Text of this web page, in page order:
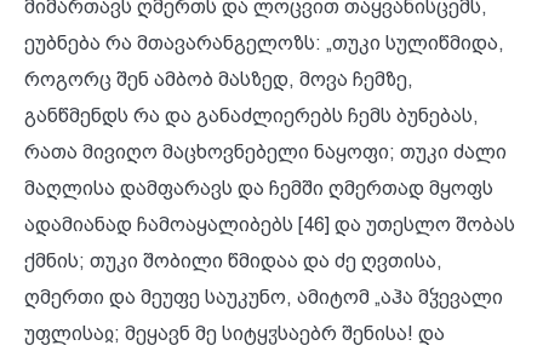
მიმართავს ღმერთს და ლოცვით თაყვანისცემს,
ეუბნება რა მთავარანგელოზს: „თუკი სულიწმიდა,
როგორც შენ ამბობ მასზედ, მოვა ჩემზე,
განწმენდს რა და განაძლიერებს ჩემს ბუნებას,
რათა მივიღო მაცხოვნებელი ნაყოფი; თუკი ძალი
მაღლისა დამფარავს და ჩემში ღმერთად მყოფს
ადამიანად ჩამოაყალიბებს [46] და უთესლო შობას
ქმნის; თუკი შობილი წმიდაა და ძე ღვთისა,
ღმერთი და მეუფე საუკუნო, ამიტომ „აჰა მჴევალი
უფლისაჲ; მეყავნ მე სიტყჳსაებრ შენისა! და